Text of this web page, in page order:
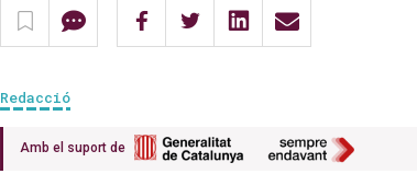
Redacció
Amb el suport de